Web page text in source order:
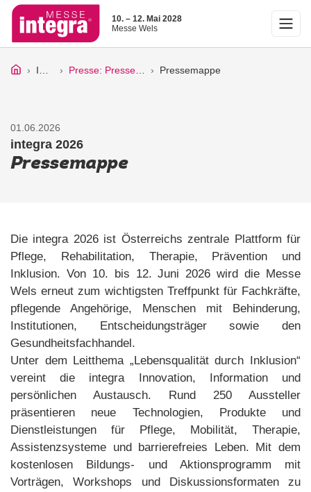
10. – 12. Mai 2028
Messe Wels
Infos Presse: Pressetexte Pressemappe
01.06.2026
integra 2026
Pressemappe
Die integra 2026 ist Österreichs zentrale Plattform für
Pflege, Rehabilitation, Therapie, Prävention und
Inklusion. Von 10. bis 12. Juni 2026 wird die Messe
Wels erneut zum wichtigsten Treffpunkt für Fachkräfte,
pflegende Angehörige, Menschen mit Behinderung,
Institutionen, Entscheidungsträger sowie den
Gesundheitsfachhandel.
Unter dem Leitthema „Lebensqualität durch Inklusion“
vereint die integra Innovation, Information und
persönlichen Austausch. Rund 250 Aussteller
präsentieren neue Technologien, Produkte und
Dienstleistungen für Pflege, Mobilität, Therapie,
Assistenzsysteme und barrierefreies Leben. Mit dem
kostenlosen Bildungs- und Aktionsprogramm mit
Vorträgen, Workshops und Diskussionsformaten zu